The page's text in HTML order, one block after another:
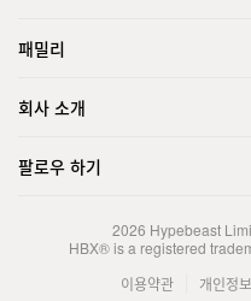
패밀리
회사 소개
팔로우 하기
2026 Hypebeast
HBX® is a registered
이용약관
개인정